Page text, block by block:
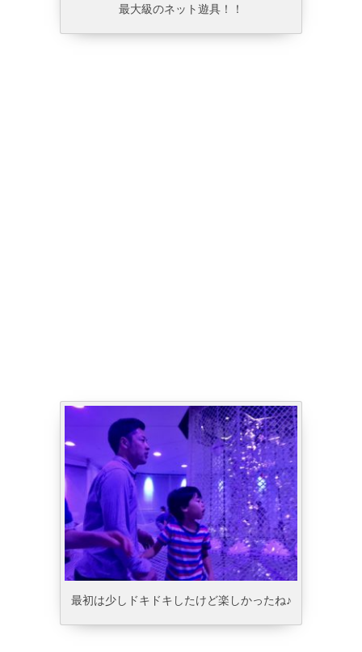
最大級のネット遊具！！
最初は少しドキドキしたけど楽しかったね♪